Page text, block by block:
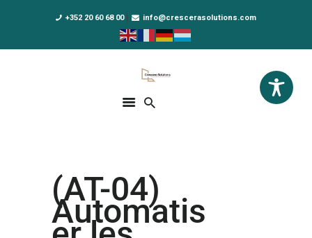
+352 20 60 68 00 info@crescerasolutions.com
Crescera Solutions
Solutions for your evolution
DPO AS A SERVICE
NOUS CONNAÎTRE
(AT-04)
Automatis